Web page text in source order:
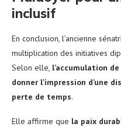
inclusif
En conclusion, l’ancienne
multiplication des initiatives
Selon elle, l’accumulation
donner l’impression d’une
perte de temps.
Elle affirme que la paix